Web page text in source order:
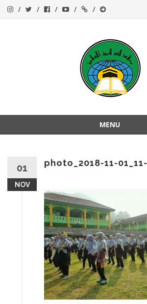
MENU
01
NOV
photo_2018-11-